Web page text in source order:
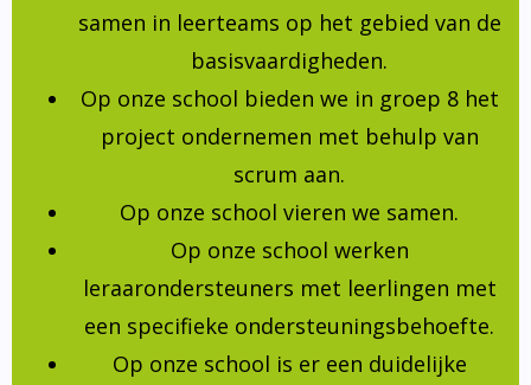
samen in leerteams op het gebied van de
basisvaardigheden.
Op onze school bieden we in groep 8 het
project ondernemen met behulp van
scrum aan.
Op onze school vieren we samen.
Op onze school werken
leraarondersteuners met leerlingen met
een specifieke ondersteuningsbehoefte.
Op onze school is er een duidelijke